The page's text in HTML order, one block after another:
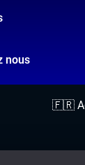
nous
🇫🇷